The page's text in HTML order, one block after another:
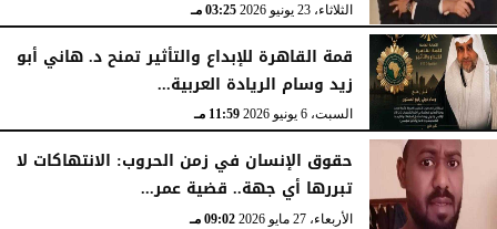
الثلاثاء، 23 يونيو 2026 03:25 مـ
قمة القاهرة للإبداع والتأثير تمنح د. هاني أبو
زيد وسام الريادة العربية...
السبت، 6 يونيو 2026 11:59 مـ
حقوق الإنسان في زمن الحروب: الانتهاكات لا
تبررها أي جهة.. قضية عمر...
الأربعاء، 27 مايو 2026 09:02 مـ